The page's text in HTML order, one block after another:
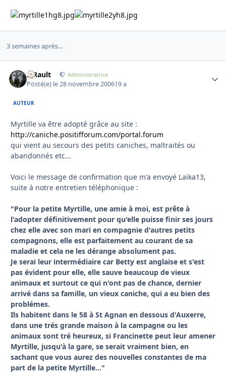
3 semaines après...
S.Rault Administratrice
Posté(e) le 28 novembre 200619 a
AUTEUR
Myrtille va être adopté grâce au site :
http://caniche.positifforum.com/portal.forum
qui vient au secours des petits caniches, maltraités ou
abandonnés etc...
Voici le message de confirmation que m'a envoyé Laïka13,
suite à notre entretien téléphonique :
"Pour la petite Myrtille, une amie à moi, est prête à
l'adopter définitivement pour qu'elle puisse finir ses jours
chez elle avec son mari en compagnie d'autres petits
compagnons, elle est parfaitement au courant de sa
maladie et cela ne les dérange absolument pas.
Je serai leur intermédiaire car Betty est anglaise et s'est
pas évident pour elle, elle sauve beaucoup de vieux
animaux et surtout ce qui n'ont pas de chance, dernier
arrivé dans sa famille, un vieux caniche, qui a eu bien des
problémes.
Ils habitent dans le 58 à St Agnan en dessous d'Auxerre,
dans une trés grande maison à la campagne ou les
animaux sont tré heureux, si Francinette peut leur amener
Myrtille, jusqu'à la gare, se serait vraiment bien, en
sachant que vous aurez des nouvelles constantes de ma
part de la petite Myrtille..."